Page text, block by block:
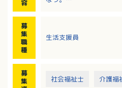
容
タリング記録をおこなう。
長段階を考えながらおこ
募
集
職
種
生活支援員
募
集
社会福祉士 介護福